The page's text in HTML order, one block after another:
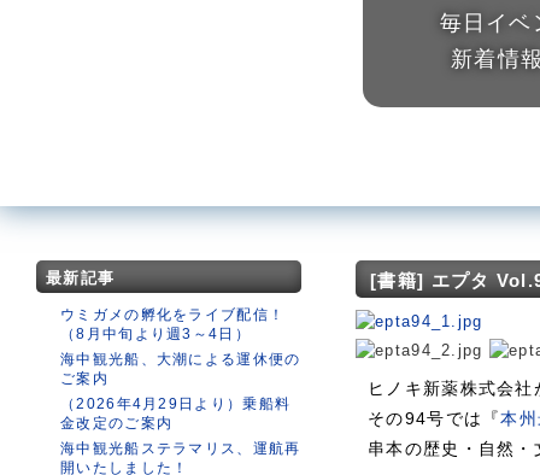
毎日イベ
新着情
最新記事
ウミガメの孵化をライブ配信！
（8月中旬より週3～4日）
海中観光船、大潮による運休便の
ご案内
（2026年4月29日より）乗船料
金改定のご案内
海中観光船ステラマリス、運航再
開いたしました！
[書籍] エプタ
ヒノキ新薬株式会
その94号では『本
串本の歴史・自然